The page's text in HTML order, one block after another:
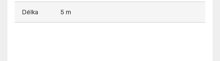
Délka 5 m